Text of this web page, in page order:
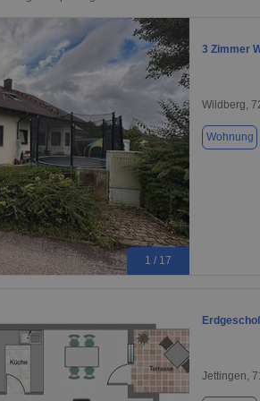
1 / 17
3 Zimmer
Wildberg,
Wohnung
Jettingen,